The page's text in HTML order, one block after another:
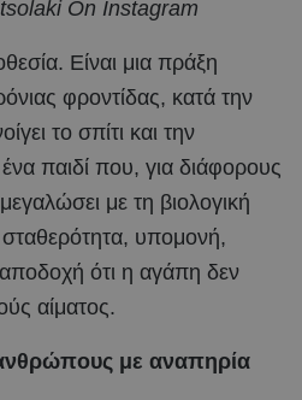
On Instagram
Είναι μια πράξη
φροντίδας, κατά την
το σπίτι και την
παιδί που, για διάφορους
με τη βιολογική
σταθερότητα, υπομονή,
ότι η αγάπη δεν
αίματος.
με αναπηρία